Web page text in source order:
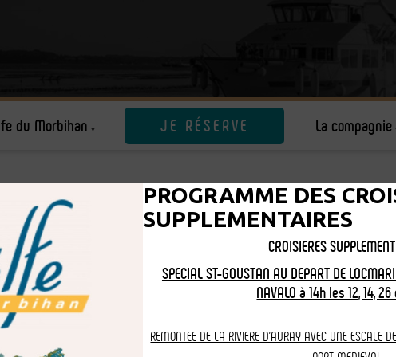
du Morbihan JE RÉSERVE La compagnie
DU MORBIHAN
année, Morbihan rime avec croisière dès début Avril !VACANCES DE
à fin septembre, embarquez à bord des Vedettes l'Angélus !Offrez-
inoubliables. La visite du Morbihan ne se fait pas sans visiter
TOUSSAINT se renseigner au 06.03.09.15.06 pour des croisières organisées
PROGRAMME DES
SUPPLEMENTAIRES
CROISIERES
SPECIAL ST-GOUSTAN AU DEPART DE
NAVALO à 14h les 12, 14,
REMONTEE DE LA RIVIERE D'AURAY AVEC UNE ESCALE